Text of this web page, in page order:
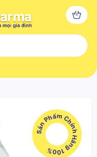
Sản Phẩm Chính Hãng 100%